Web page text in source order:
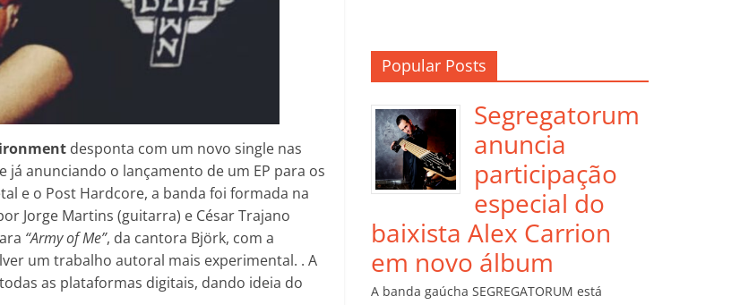
desponta com um novo single nas
anunciando o lançamento de um EP para os
e o Post Hardcore, a banda foi formada na
Jorge Martins (guitarra) e César Trajano
“Army of Me”, da cantora Björk, com a
um trabalho autoral mais experimental. . A
as plataformas digitais, dando ideia do
Popular Posts
Segregatorum
anuncia
participação
especial do
baixista Alex Carrion
em novo álbum
A banda gaúcha SEGREGATORUM está